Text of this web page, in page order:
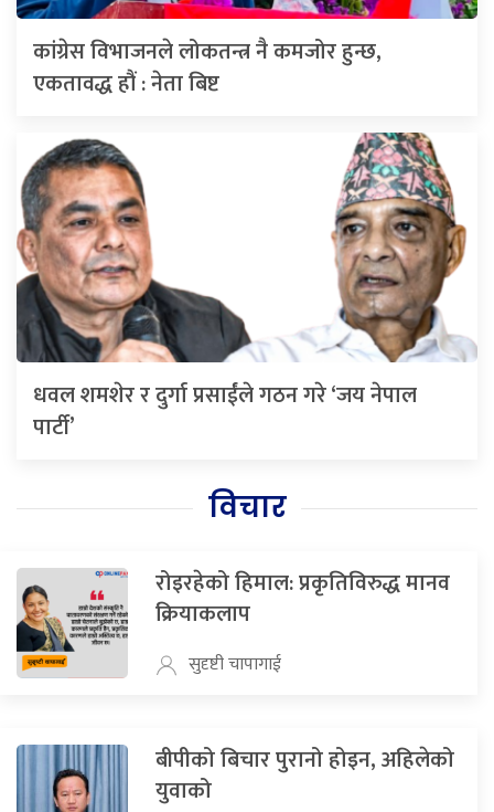
कांग्रेस विभाजनले लोकतन्त्र नै कमजोर हुन्छ,
एकतावद्ध हौं : नेता बिष्ट
धवल शमशेर र दुर्गा प्रसाईंले गठन गरे ‘जय नेपाल
पार्टी’
विचार
रोइरहेको हिमाल: प्रकृतिविरुद्ध मानव
क्रियाकलाप
सुदृष्टी चापागाई
बीपीको बिचार पुरानो होइन, अहिलेको
युवाको